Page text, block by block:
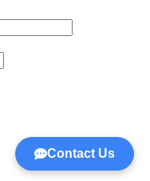
Contact Us